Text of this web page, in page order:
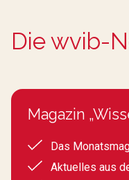
Die wvib-
Magazin
Das
Aktuelles aus